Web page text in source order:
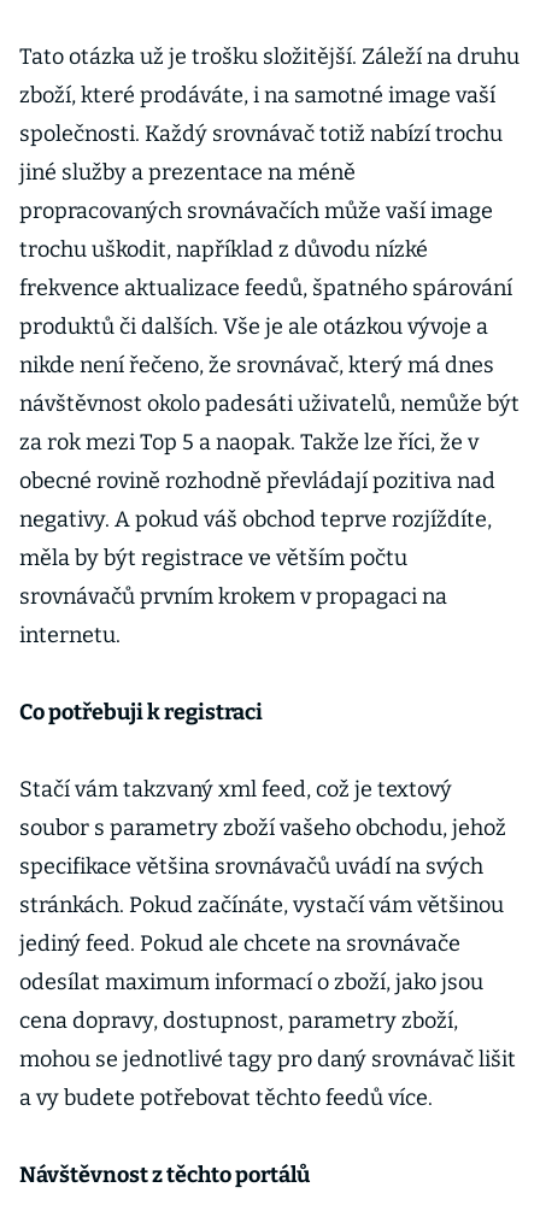
Tato otázka už je trošku složitější. Záleží na druhu
zboží, které prodáváte, i na samotné image vaší
společnosti. Každý srovnávač totiž nabízí trochu
jiné služby a prezentace na méně
propracovaných srovnávačích může vaší image
trochu uškodit, například z důvodu nízké
frekvence aktualizace feedů, špatného spárování
produktů či dalších. Vše je ale otázkou vývoje a
nikde není řečeno, že srovnávač, který má dnes
návštěvnost okolo padesáti uživatelů, nemůže být
za rok mezi Top 5 a naopak. Takže lze říci, že v
obecné rovině rozhodně převládají pozitiva nad
negativy. A pokud váš obchod teprve rozjíždíte,
měla by být registrace ve větším počtu
srovnávačů prvním krokem v propagaci na
internetu.
Co potřebuji k registraci
Stačí vám takzvaný xml feed, což je textový
soubor s parametry zboží vašeho obchodu, jehož
specifikace většina srovnávačů uvádí na svých
stránkách. Pokud začínáte, vystačí vám většinou
jediný feed. Pokud ale chcete na srovnávače
odesílat maximum informací o zboží, jako jsou
cena dopravy, dostupnost, parametry zboží,
mohou se jednotlivé tagy pro daný srovnávač lišit
a vy budete potřebovat těchto feedů více.
Návštěvnost z těchto portálů